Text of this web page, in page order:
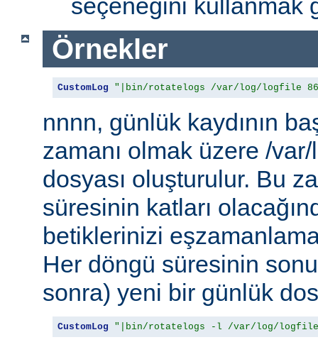
seçeneğini kullanmak
Örnekler
CustomLog "|bin/rotatelogs /var/log/logfile
nnnn, günlük kaydının
zamanı olmak üzere /
dosyası oluşturulur. Bu
süresinin katları
betiklerinizi
Her döngü süresinin
sonra) yeni bir günlük
CustomLog "|bin/rotatelogs -l /var/log/